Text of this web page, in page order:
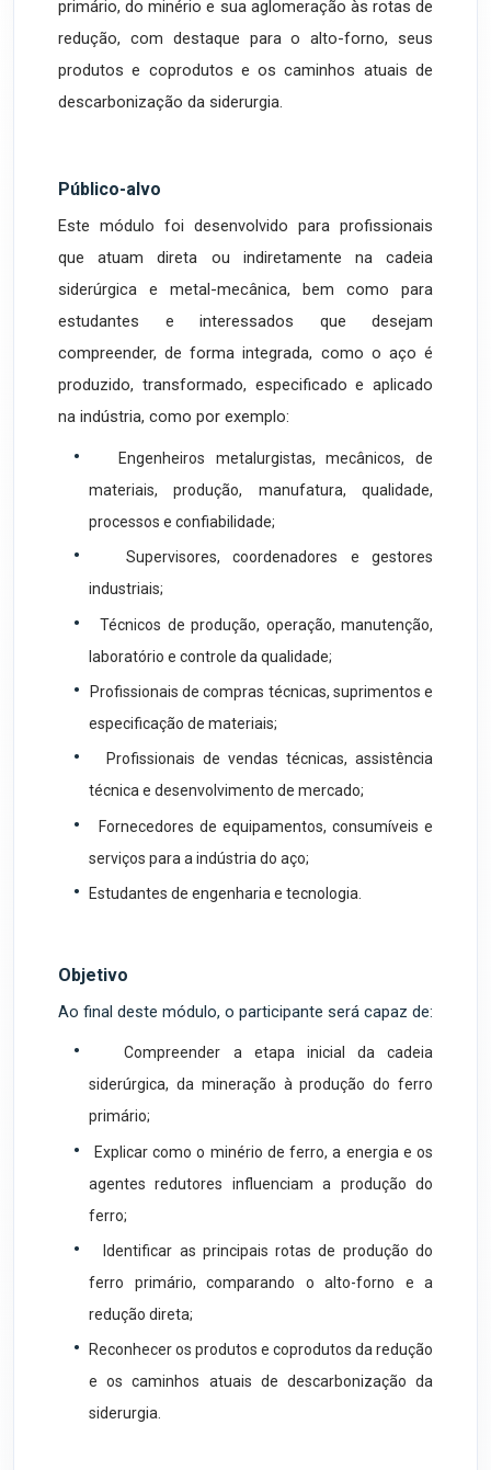
primário, do minério e sua aglomeração às rotas de
redução, com destaque para o alto-forno, seus
produtos e coprodutos e os caminhos atuais de
descarbonização da siderurgia.
Público-alvo
Este módulo foi desenvolvido para profissionais
que atuam direta ou indiretamente na cadeia
siderúrgica e metal-mecânica, bem como para
estudantes e interessados que desejam
compreender, de forma integrada, como o aço é
produzido, transformado, especificado e aplicado
na indústria, como por exemplo:
•
Engenheiros metalurgistas, mecânicos, de
materiais, produção, manufatura, qualidade,
processos e confiabilidade;
•
Supervisores, coordenadores e gestores
industriais;
•
Técnicos de produção, operação, manutenção,
laboratório e controle da qualidade;
•
Profissionais de compras técnicas, suprimentos e
especificação de materiais;
•
Profissionais de vendas técnicas, assistência
técnica e desenvolvimento de mercado;
•
Fornecedores de equipamentos, consumíveis e
serviços para a indústria do aço;
• Estudantes de engenharia e tecnologia.
Objetivo
Ao final deste módulo, o participante será capaz de:
•
Compreender a etapa inicial da cadeia
siderúrgica, da mineração à produção do ferro
primário;
•
Explicar como o minério de ferro, a energia e os
agentes redutores influenciam a produção do
ferro;
•
Identificar as principais rotas de produção do
ferro primário, comparando o alto-forno e a
redução direta;
•
Reconhecer os produtos e coprodutos da redução
e os caminhos atuais de descarbonização da
siderurgia.